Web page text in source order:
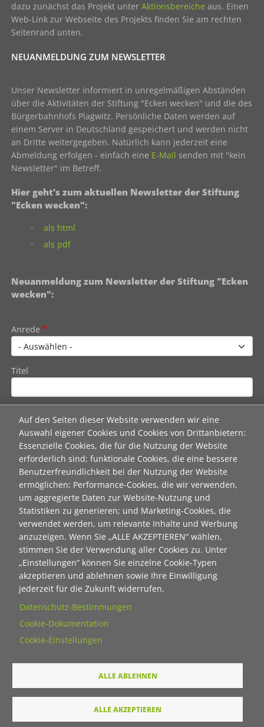
Auf den Seiten dieser Website verwenden wir eine
Auswahl eigener Cookies und Cookies von Drittanbietern:
Essenzielle Cookies, die für die Nutzung der Website
erforderlich sind; funktionale Cookies, die eine bessere
Benutzerfreundlichkeit bei der Nutzung der Website
ermöglichen; Performance-Cookies, die wir verwenden,
um aggregierte Daten zur Website-Nutzung und
Statistiken zu generieren; und Marketing-Cookies, die
verwendet werden, um relevante Inhalte und Werbung
anzuzeigen. Wenn Sie „ALLE AKZEPTIEREN“ wählen,
stimmen Sie der Verwendung aller Cookies zu. Unter
„Einstellungen“ können Sie einzelne Cookie-Typen
akzeptieren und ablehnen sowie Ihre Einwilligung
jederzeit für die Zukunft widerrufen.
Datenschutz-Bestimmungen
Cookie-Dokumentation
Cookie-Einstellungen
ALLE ABLEHNEN
ALLE AKZEPTIEREN
dazu zunächst das Projekt unterAktionsbereiche aus. Einen
Web-Link zur Webseite des Projekts finden Sie am rechten
Seitenrand unten.
NEUANMELDUNG ZUM NEWSLETTER
Unser Newsletter informiert in unregelmäßigen Abständen
über die Aktivitäten der Stiftung "Ecken wecken" und die des
Bürgerbahnhofs Plagwitz. Persönliche Daten werden auf
einem Server in Deutschland gespeichert und werden nicht
an Dritte weitergegeben. Natürlich kann jederzeit eine
Abmeldung erfolgen - einfach eine E-Mail senden mit "kein
Newsletter" im Betreff.
Hier geht's zum aktuellen Newsletter der Stiftung
"Ecken wecken":
als html
als pdf
Neuanmeldung zum Newsletter der Stiftung "Ecken
wecken":
Anrede
Titel
Nachname
E-Mail
Wie dürfen wir Sie in Zukunft ansprechen
Sie
Du
Ihre Daten werden von unserer Stiftung elektronisch
Datenschutzerklärung.